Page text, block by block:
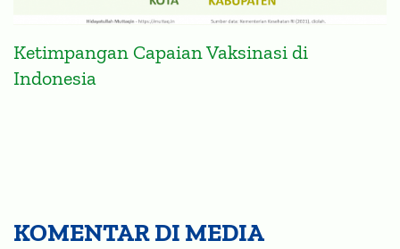
Ketimpangan Capaian Vaksinasi di
Indonesia
KOMENTAR DI MEDIA